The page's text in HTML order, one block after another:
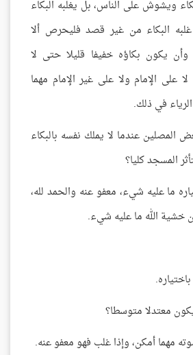
ويشوش على الناس، بل يغلبه البكاء
البكاء من غير قصد فليحرص ألا
يكون بكاؤه خفيفا قليلا حتى لا
الإمام ولا على غير الإمام مهما
في ذلك.
المصلين عندما لا يملك نفسه بالبكاء
المسجد كليا؟
ما عليه شيء، معفو عنه والحمد لله،
خشية الله ما عليه شيء.
معتدلا متوسطا؟
مهما أمكن، وإذا غلب فهو معفو عنه.